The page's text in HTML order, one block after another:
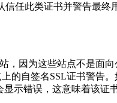
信任此类证书并警告最终
，因为这些站点不是面
的自签名SSL证书警告
示错误，这意味着该证